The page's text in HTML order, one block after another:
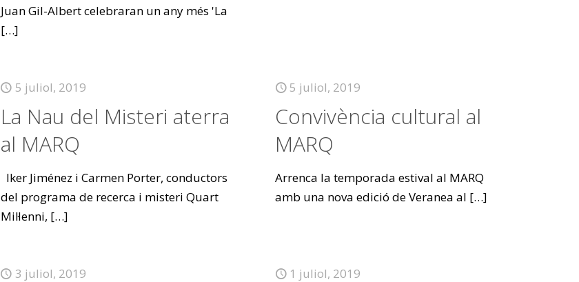
Juan Gil-Albert celebraran un any més 'La
[…]
5 juliol, 2019
La Nau del Misteri aterra
al MARQ
Iker Jiménez i Carmen Porter, conductors
del programa de recerca i misteri Quart
Mil·lenni, […]
5 juliol, 2019
Convivència cultural al
MARQ
Arrenca la temporada estival al MARQ
amb una nova edició de Veranea al […]
3 juliol, 2019 1 juliol, 2019